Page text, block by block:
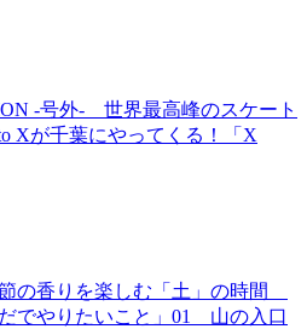
-号外- 世界最高峰のスケート
Xが千葉にやってくる！「X
の香りを楽しむ「土」の時間
でやりたいこと」01 山の入口